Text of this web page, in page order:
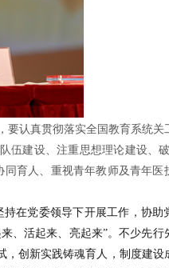
要认真贯彻落实全国教育系统关
伍建设、注重思想理论建设、
育人、重视青年教师及青年医
在党委领导下开展工作，协助
、活起来、亮起来”。不少先行
，创新实践铸魂育人，制度建设